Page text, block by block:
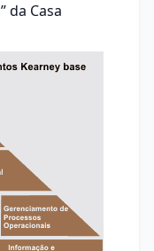
da Casa